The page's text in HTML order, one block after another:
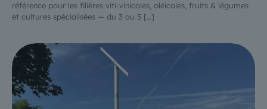
référence pour les filières viti-vinicoles, oléicoles, fruits & légumes
et cultures spécialisées — du 3 au 5 […]